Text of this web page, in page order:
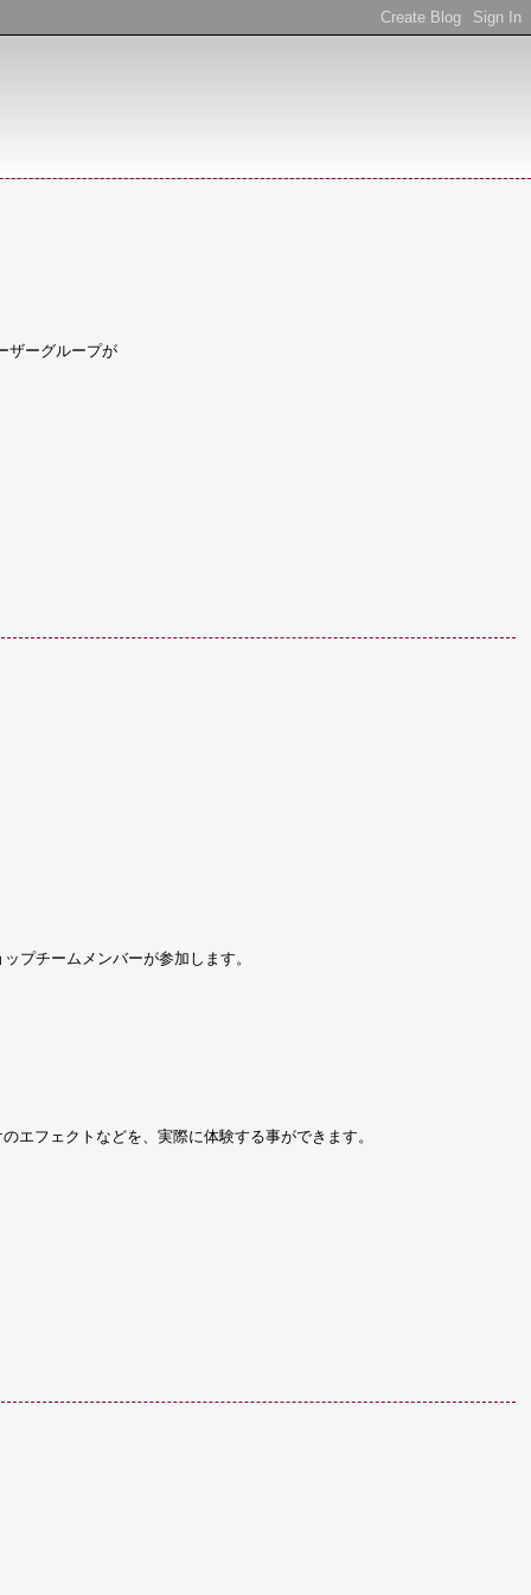
ザーグループが
プチームメンバーが参加します。
エフェクトなどを、実際に体験する事ができます。